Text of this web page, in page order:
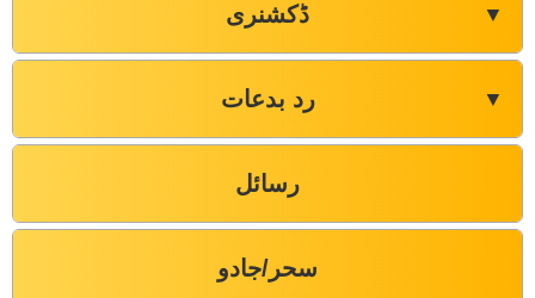
ڈکشنری ▼
رد بدعات ▼
رسائل
سحر/جادو